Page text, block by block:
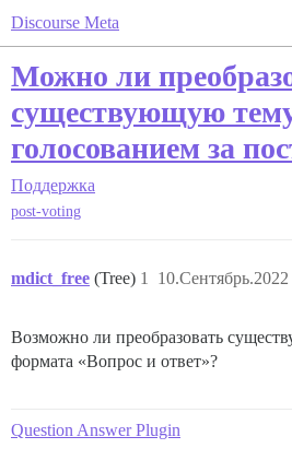
Discourse Meta
Можно ли
существующую
голосованием за
Поддержка
post-voting
mdict_free (Tree) 1
Возможно ли преобразовать
формата «Вопрос и ответ»?
Question Answer Plugin